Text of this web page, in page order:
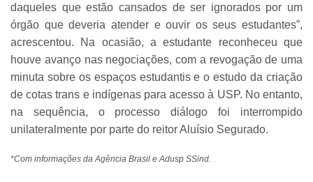
daqueles que estão cansados de ser ignorados por um
órgão que deveria atender e ouvir os seus estudantes”,
acrescentou. Na ocasião, a estudante reconheceu que
houve avanço nas negociações, com a revogação de uma
minuta sobre os espaços estudantis e o estudo da criação
de cotas trans e indígenas para acesso à USP. No entanto,
na sequência, o processo diálogo foi interrompido
unilateralmente por parte do reitor Aluísio Segurado.
*Com informações da Agência Brasil e Adusp SSind.